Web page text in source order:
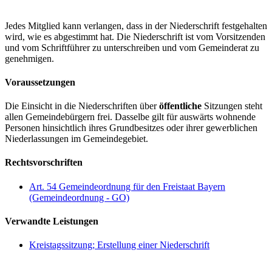
Jedes Mitglied kann verlangen, dass in der Niederschrift festgehalten
wird, wie es abgestimmt hat. Die Niederschrift ist vom Vorsitzenden
und vom Schriftführer zu unterschreiben und vom Gemeinderat zu
genehmigen.
Voraussetzungen
Die Einsicht in die Niederschriften überöffentliche Sitzungen steht
allen Gemeindebürgern frei. Dasselbe gilt für auswärts wohnende
Personen hinsichtlich ihres Grundbesitzes oder ihrer gewerblichen
Niederlassungen im Gemeindegebiet.
Rechtsvorschriften
Art. 54 Gemeindeordnung für den Freistaat Bayern
(Gemeindeordnung - GO)
Verwandte Leistungen
Kreistagssitzung; Erstellung einer Niederschrift